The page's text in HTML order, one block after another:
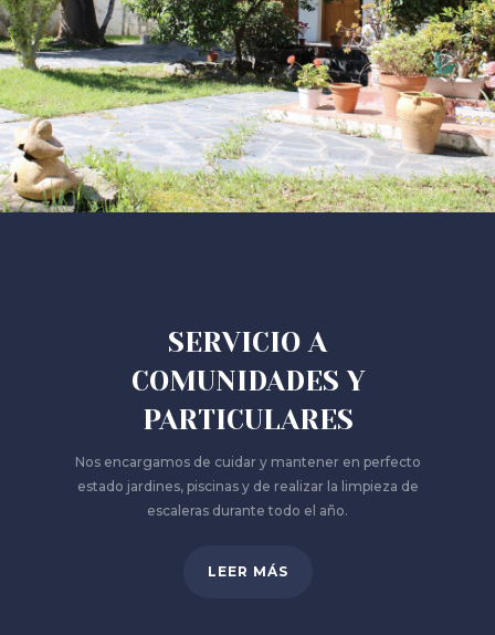
SERVICIO A
COMUNIDADES Y
PARTICULARES
Nos encargamos de cuidar y mantener en perfecto
estado jardines, piscinas y de realizar la limpieza de
escaleras durante todo el año.
LEER MÁS